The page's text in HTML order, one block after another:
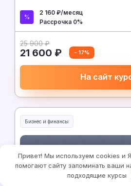
2 160 ₽/месяц
Рассрочка 0%
25 900 ₽
21 600 ₽ - 17%
На сайт
Бизнес и финансы
Привет! Мы используем cookies и
помогают сайту запоминать ваши
подходящие курсы